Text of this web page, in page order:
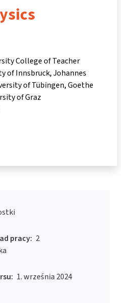
College of Teacher
of Innsbruck, Johannes
of Tübingen, Goethe
of Graz
pracy: 2
1. września 2024